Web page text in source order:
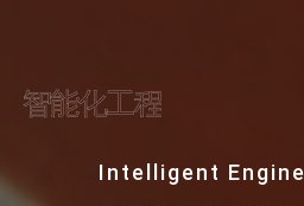
智能化工程
Intelligent